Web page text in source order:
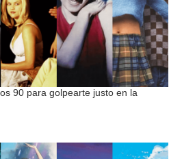
90 para golpearte justo en la